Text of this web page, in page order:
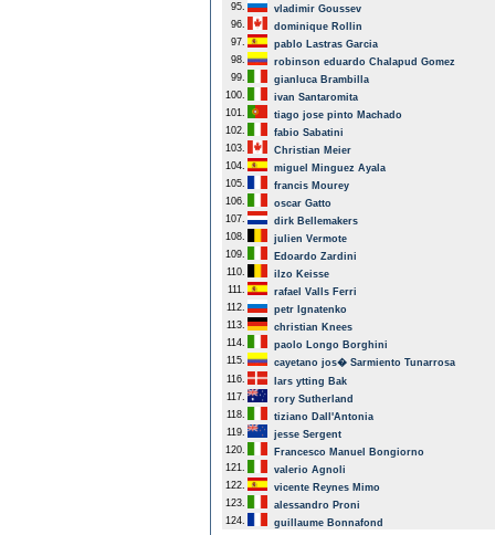
95.
vladimir Goussev
96.
dominique Rollin
97.
pablo Lastras Garcia
98.
robinson eduardo Chalapud Gomez
99.
gianluca Brambilla
100.
ivan Santaromita
101.
tiago jose pinto Machado
102.
fabio Sabatini
103.
Christian Meier
104.
miguel Minguez Ayala
105.
francis Mourey
106.
oscar Gatto
107.
dirk Bellemakers
108.
julien Vermote
109.
Edoardo Zardini
110.
ilzo Keisse
111.
rafael Valls Ferri
112.
petr Ignatenko
113.
christian Knees
114.
paolo Longo Borghini
115.
cayetano jos� Sarmiento Tunarrosa
116.
lars ytting Bak
117.
rory Sutherland
118.
tiziano Dall'Antonia
119.
jesse Sergent
120.
Francesco Manuel Bongiorno
121.
valerio Agnoli
122.
vicente Reynes Mimo
123.
alessandro Proni
124.
guillaume Bonnafond